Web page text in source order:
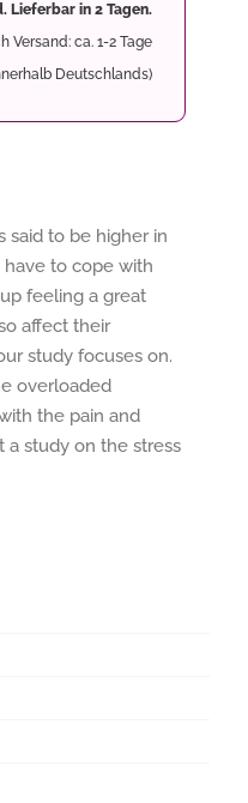
Lieferbar in 2 Tagen.
Versand: ca. 1-2 Tage
Deutschlands)
said to be higher in
to cope with
feeling a great
affect their
study focuses on.
overloaded
the pain and
a study on the stress